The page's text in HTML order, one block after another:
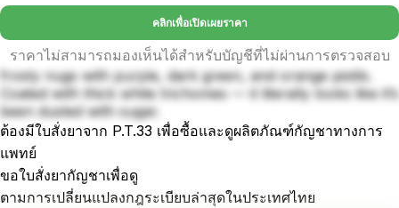
คลิกเพื่อเปิดเผยราคา
ราคาไม่สามารถมองเห็นได้สำหรับบัญชีที่ไม่ผ่านการตรวจสอบ
frosty nugs with purple, dark green, and orange pistils.
Coated with thick white trichomes — it literally looks like it’s
been dusted with sugar.
ต้องมีใบสั่งยาจาก P.T.33 เพื่อซื้อและดูผลิตภัณฑ์กัญชาทางการ
แพทย์
ขอใบสั่งยากัญชาเพื่อดู
ตามการเปลี่ยนแปลงกฎระเบียบล่าสุดในประเทศไทย